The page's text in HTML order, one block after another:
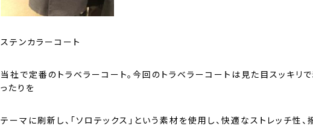
ステンカラーコート
当社で定番のトラベラーコート。今回のトラベラーコートは見た目スッキリ
ったりを
テーマに刷新し、「ソロテックス」という素材を使用し、快適なストレッチ性、